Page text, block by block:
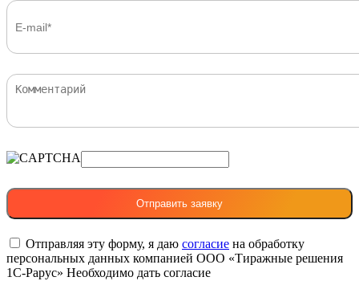
Отправляя эту форму, я даю согласие на обработку
персональных данных компанией ООО «Тиражные решения
1С-Рарус» Необходимо дать согласие